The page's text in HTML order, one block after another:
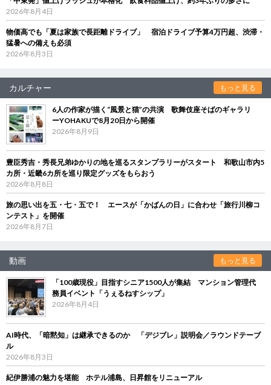
2026年8月4日
物価高でも「夏は家族で長距離ドライブ」 宿泊ドライブ予算4万円超、渋滞・
猛暑への備えも必須
2026年8月3日
カルチャー もっと見る
6人の作家が描く“風景と猫”の共演 歌舞伎座そばのギャラリ
ーYOHAKUで8月20日から開催
2026年8月9日
豊臣秀吉・秀長兄弟ゆかりの地を巡るスタンプラリーがスタート 和歌山市内5
カ所・近畿6カ所を巡り限定グッズをもらおう
2026年8月8日
旅の思い出を五・七・五で！ エースが「かばんの日」に合わせ「旅行川柳コ
ンテスト」を開催
2026年8月7日
動画 もっと見る
「100歳現役」目指すシニア1500人が集結 マンション管理代
務員イベント「うぇるねすシップ」
2026年8月4日
AI時代、「暗黙知」は継承できるのか 「デジブレ」説明会／ラウンドテーブ
ル
2026年8月3日
紀伊勝浦の魅力を堪能 ホテル浦島、日昇館をリニューアル